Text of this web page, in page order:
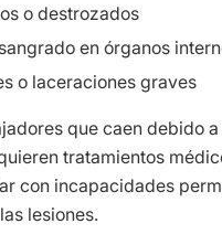
o destrozados
en órganos
o laceraciones graves
que caen debido
tratamientos
con incapacidades
lesiones.